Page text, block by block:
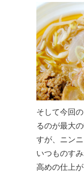
そして今回
るのが最大
すが、ニン
いつものす
高めの仕上が